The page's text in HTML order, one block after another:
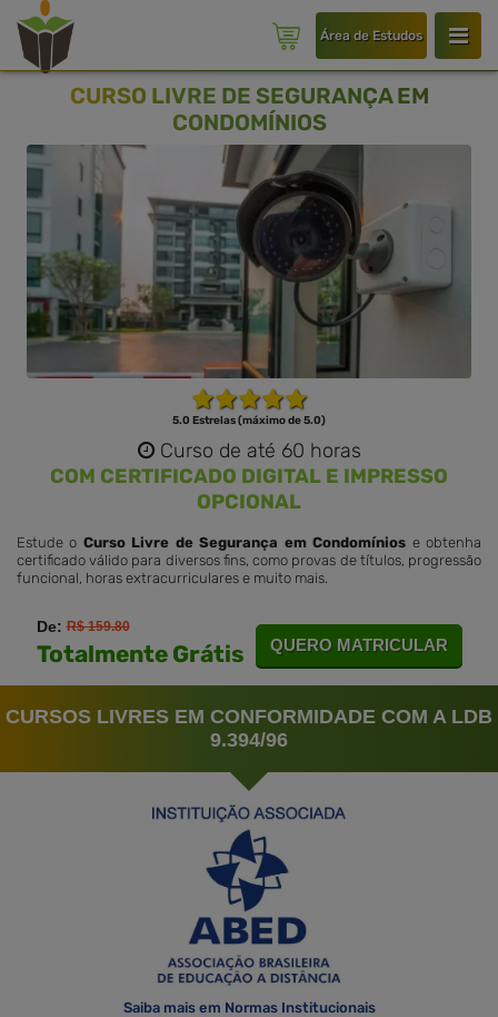
Área de Estudos
CURSO LIVRE DE SEGURANÇA EM
CONDOMÍNIOS
5.0 Estrelas (máximo de 5.0)
Curso de até 60 horas
COM CERTIFICADO DIGITAL E IMPRESSO
OPCIONAL
Estude o Curso Livre de Segurança em Condomínios e obtenha
certificado válido para diversos fins, como provas de títulos, progressão
funcional, horas extracurriculares e muito mais.
De:R$ 159.80
Totalmente Grátis QUERO MATRICULAR
CURSOS LIVRES EM CONFORMIDADE COM A LDB
9.394/96
Saiba mais em Normas Institucionais